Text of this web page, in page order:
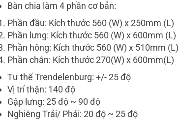
Bàn chia làm 4 phần cơ bản:
Phần đầu: Kích thước 560 (W) x 250mm (L)
Phần lưng: Kích thước 560 (W) x 600mm (L)
Phần hông: Kích thước 560 (W) x 510mm (L)
Phần chân: Kích thước 270(W) x 600mm(L)
Tư thế Trendelenburg: +/- 25 độ
Vị trí thận: 140 độ
Gập lưng: 25 độ ~ 90 độ
Nghiêng Trái/ Phái: 20 độ ~ 25 độ